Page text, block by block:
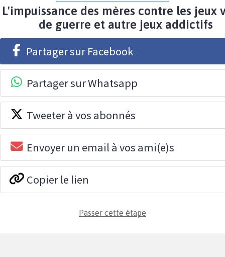
L'impuissance des mères contre les jeux
de guerre et autre jeux addictifs
Partager sur Facebook
Partager sur Whatsapp
Tweeter à vos abonnés
Envoyer un email à vos ami(e)s
Copier le lien
Passer cette étape